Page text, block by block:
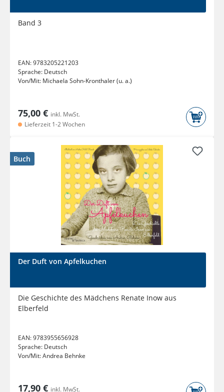
Band 3
EAN:9783205221203
Sprache: Deutsch
Von/Mit: Michaela Sohn-Kronthaler (u. a.)
75,00 € inkl. MwSt.
Lieferzeit 1-2 Wochen
Buch
Der Duft von Apfelkuchen
Die Geschichte des Mädchens Renate Inow aus
Elberfeld
EAN:9783955656928
Sprache: Deutsch
Von/Mit:Andrea Behnke
17,90 € inkl. MwSt.